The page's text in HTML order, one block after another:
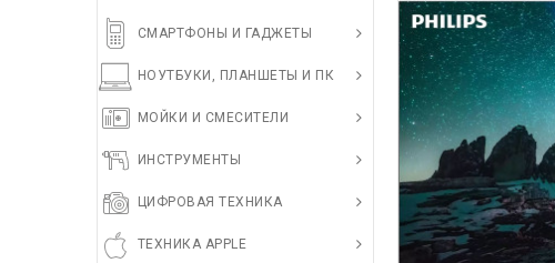
СМАРТФОНЫ И ГАДЖЕТЫ
НОУТБУКИ, ПЛАНШЕТЫ И ПК
МОЙКИ И СМЕСИТЕЛИ
ИНСТРУМЕНТЫ
ЦИФРОВАЯ ТЕХНИКА
ТЕХНИКА APPLE